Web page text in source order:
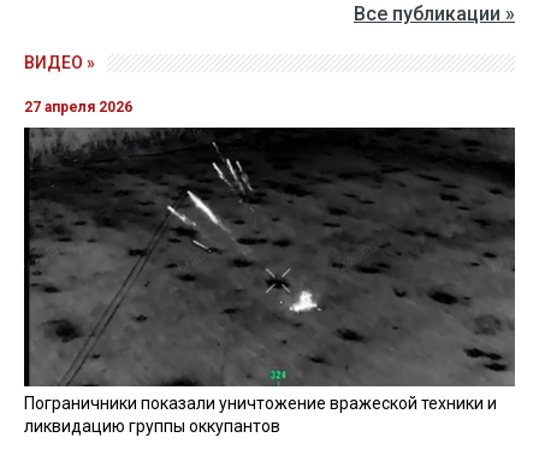
Все публикации »
ВИДЕО »
27 апреля 2026
Пограничники показали уничтожение вражеской техники и
ликвидацию группы оккупантов